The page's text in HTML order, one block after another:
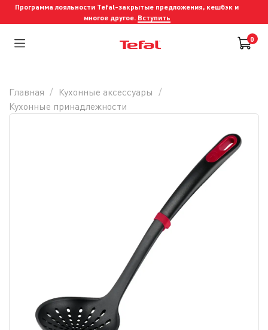
Программа лояльности Tefal-закрытые предложения, кешбэк и
многое другое. Вступить
0
Главная
Кухонные аксессуары
Кухонные принадлежности